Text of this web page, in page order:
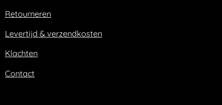
o
r
m
Retourneren
Levertijd & verzendkosten
Klachten
Contact